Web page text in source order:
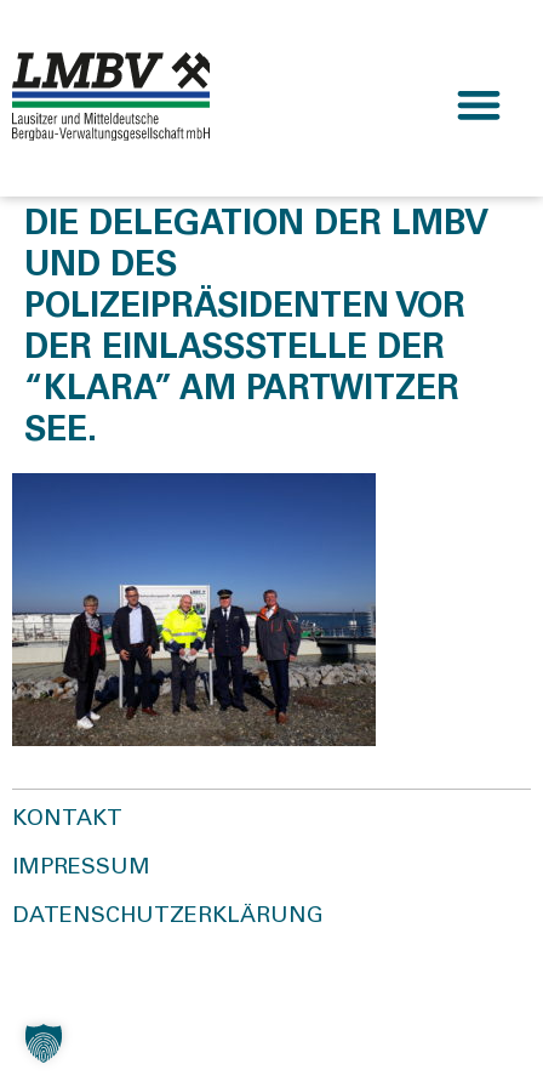
DIE DELEGATION DER LMBV
UND DES
POLIZEIPRÄSIDENTEN VOR
DER EINLASSSTELLE DER
“KLARA” AM PARTWITZER
SEE.
KONTAKT
IMPRESSUM
DATENSCHUTZERKLÄRUNG